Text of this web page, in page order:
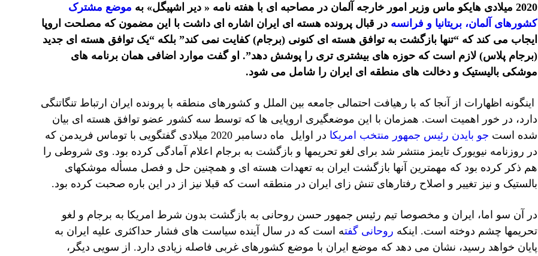
2020 میلادی هایکو ماس وزیر امور خارجه آلمان در مصاحبه ای با هفته نامه « دیر اشپیگل» به
موضع مشترک
کشورهای آلمان، بریتانیا و فرانسه در قبال پرونده هسته ای ایران اشاره ای داشت با این مضمون که مصلحت اروپا
ایجاب می کند که “تنها بازگشت به توافق هسته ای کنونی (برجام) کفایت نمی کند” بلکه “یک توافق هسته ای جدید
(برجام پلاس) لازم است که حوزه های بيشترى تری را پوشش دهد”. او گفت موارد اضافی همان برنامه های
موشکی بالیستیک و دخالت های منطقه ای ایران را شامل می شود.
اینگونه اظهارات از آنجا که با رهیافت احتمالی جامعه بین الملل و کشورهای منطقه با پرونده ایران ارتباط تنگاتنگی
دارد، در خور اهمیت است. همزمان با این موضعگیری اروپایی ها که توسط سه کشور عضو توافق هسته ای بیان
شده است جو بایدن رئیس جمهور منتخب امریکا
در اوایل ماه دسامبر 2020 میلادی گفتگویی با توماس فریدمن که
در روزنامه نیویورک تایمز منتشر شد برای لغو تحریمها و بازگشت به برجام اعلام آمادگی کرده بود. وی شروطی را
هم ذکر کرده بود که مهمترین آنها بازگشت ایران به تعهدات هسته ای و همچنین حل و فصل مسأله موشکهای
بالستیک و نیز تغییر و اصلاح رفتارهای تنش زای ایران در منطقه است که قبلا نیز از در این باره صحبت کرده بود.
در آن سو اما، ایران و مخصوصا تیم رئیس جمهور حسن روحانی به بازگشت بدون شرط امریکا به برجام و لغو
تحریمها چشم دوخته است. اینکه روحانی گفته است که در سال آینده سیاست های فشار حداکثری علیه ایران به
پایان خواهد رسید، نشان می دهد که موضع ایران با موضع کشورهای غربی فاصله زیادی دارد. از سویی دیگر،